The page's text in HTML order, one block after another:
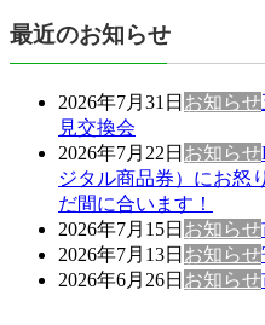
最近のお知らせ
2026年7月31日 お知らせ
見交換会
2026年7月22日 お知らせ
ジタル商品券）にお怒
だ間に合います！
2026年7月15日 お知らせ
2026年7月13日 お知らせ
2026年6月26日 お知らせ